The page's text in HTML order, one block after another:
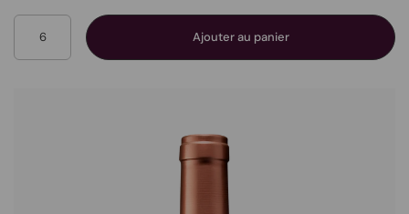
Quantité
Ajouter au panier